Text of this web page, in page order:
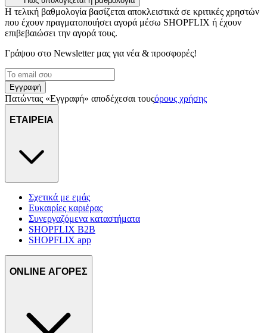
Η τελική βαθμολογία βασίζεται αποκλειστικά σε κριτικές χρηστών
που έχουν πραγματοποιήσει αγορά μέσω SHOPFLIX ή έχουν
επιβεβαιώσει την αγορά τους.
Γράψου στο Νewsletter μας για νέα & προσφορές!
Εγγραφή
Πατώντας «Εγγραφή» αποδέχεσαι τουςόρους χρήσης
ΕΤΑΙΡΕΙΑ
Σχετικά με εμάς
Ευκαιρίες καριέρας
Συνεργαζόμενα καταστήματα
SHOPFLIX B2B
SHOPFLIX app
ONLINE ΑΓΟΡΕΣ